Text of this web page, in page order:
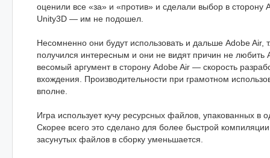
оценили все «за» и «против» и сделали выбор в сторону
Unity3D — им не подошел.
Несомненно они будут использовать и дальше Adobe Air,
получился интересным и они не видят причин не любить
весомый аргумент в сторону Adobe Air — скорость
вхождения. Производительности при грамотном
вполне.
Игра использует кучу ресурсных файлов, упакованных в
Скорее всего это сделано для более быстрой компиляции,
засунутых файлов в сборку уменьшается.